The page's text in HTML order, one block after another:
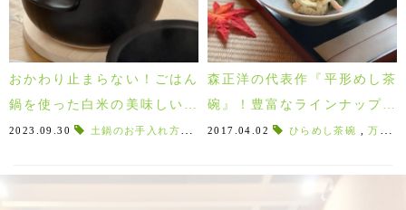
おかわり止まらない！ごはん
鍋を使った白米の美味しい炊
き方とお手入れ方法のご紹介♪
2023.09.30 土鍋のお手入れ方法 土鍋ご飯の炊き方 ,食卓に合う土鍋
森正洋の代表作『平形めし茶
碗』！豊富なラインナップを
一挙ご紹介♪
2017.04.02 ひらめし茶碗 ,万能な器